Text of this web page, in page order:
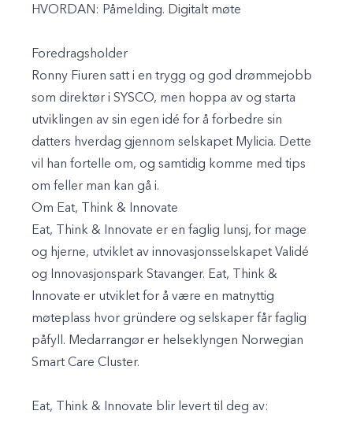
HVORDAN: Påmelding. Digitalt møte
Foredragsholder
Ronny Fiuren satt i en trygg og god drømmejobb
som direktør i SYSCO, men hoppa av og starta
utviklingen av sin egen idé for å forbedre sin
datters hverdag gjennom selskapet Mylicia. Dette
vil han fortelle om, og samtidig komme med tips
om feller man kan gå i.
Om Eat, Think & Innovate
Eat, Think & Innovate er en faglig lunsj, for mage
og hjerne, utviklet av innovasjonsselskapet Validé
og Innovasjonspark Stavanger. Eat, Think &
Innovate er utviklet for å være en matnyttig
møteplass hvor gründere og selskaper får faglig
påfyll. Medarrangør er helseklyngen Norwegian
Smart Care Cluster.
Eat, Think & Innovate blir levert til deg av: